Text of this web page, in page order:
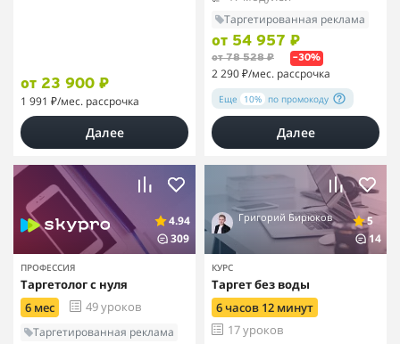
от 23 900 ₽
1 991 ₽/мес. рассрочка
Далее
Таргетированная реклама
от 54 957 ₽
от 78 528 ₽ –30%
2 290 ₽/мес. рассрочка
Еще 10% по промокоду
Далее
4.94
309
ПРОФЕССИЯ
Таргетолог с нуля
6 мес
49 уроков
Таргетированная реклама
Григорий Бирюков
5
14
КУРС
Таргет без воды
6 часов 12 минут
17 уроков